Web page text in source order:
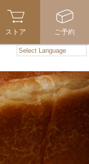
ストア ご予約